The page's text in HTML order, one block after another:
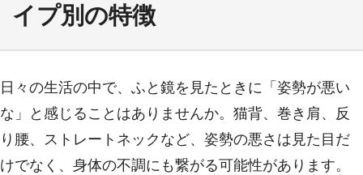
イプ別の特徴
日々の生活の中で、ふと鏡を見たときに「姿勢が悪い
な」と感じることはありませんか。猫背、巻き肩、反
り腰、ストレートネックなど、姿勢の悪さは見た目だ
けでなく、身体の不調にも繋がる可能性があります。